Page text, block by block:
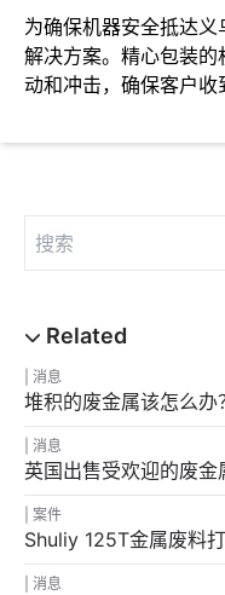
消息
堆积的废金属该怎么办
消息
英国出售受欢迎的废金
案件
Shuliy 125T金属废料
消息
为确保机器安全抵达
解决方案。精心包装
动和冲击，确保客户收